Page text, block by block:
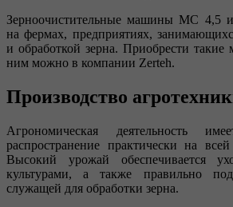
Зерноочистительные машины МС 4,5
на фермах, предприятиях,
и обработкой зерна. Приобрести
ним можно в компании Zerteh.
Производство
Агрономическая деятельность
распространение практически на
Высокий урожай обеспечивается
культурами, а также правильно
служащей для обработки зерна.